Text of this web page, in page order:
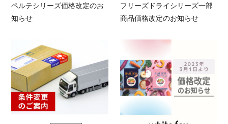
ペルテシリーズ価格改定のお
知らせ
フリーズドライシリーズ一部
商品価格改定のお知らせ